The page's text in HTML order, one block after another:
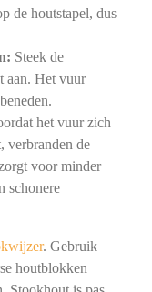
de houtstapel, dus
Steek de
aan. Het vuur
het vuur zich
verbranden de
voor minder
schonere
. Gebruik
houtblokken